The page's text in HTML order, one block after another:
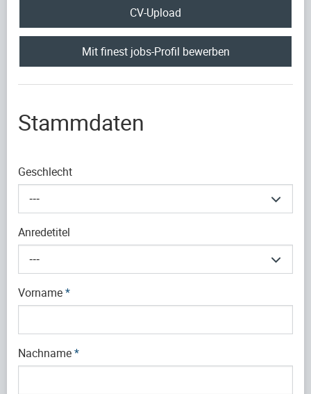
CV-Upload
Mit finest jobs-Profil bewerben
Stammdaten
Geschlecht
---
Anredetitel
---
Vorname*
Nachname*